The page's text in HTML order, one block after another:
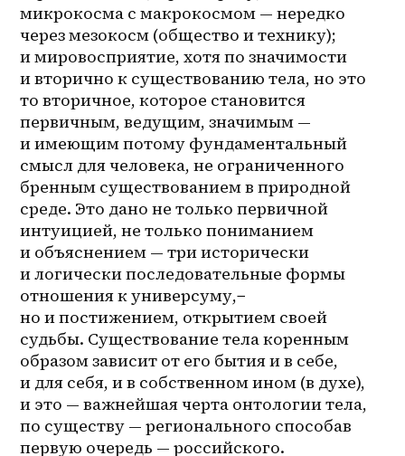
микрокосма с макрокосмом — нередко
через мезокосм (общество и технику);
и мировосприятие, хотя по значимости
и вторично к существованию тела, но это
то вторичное, которое становится
первичным, ведущим, значимым —
и имеющим потому фундаментальный
смысл для человека, не ограниченного
бренным существованием в природной
среде. Это дано не только первичной
интуицией, не только пониманием
и объяснением — три исторически
и логически последовательные формы
отношения к универсуму,−
но и постижением, открытием своей
судьбы. Существование тела коренным
образом зависит от его бытия и в себе,
и для себя, и в собственном ином (в духе),
и это — важнейшая черта онтологии тела,
по существу — регионального способав
первую очередь — российского.